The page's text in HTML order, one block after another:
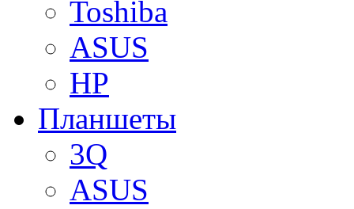
Toshiba
ASUS
HP
Планшеты
3Q
ASUS